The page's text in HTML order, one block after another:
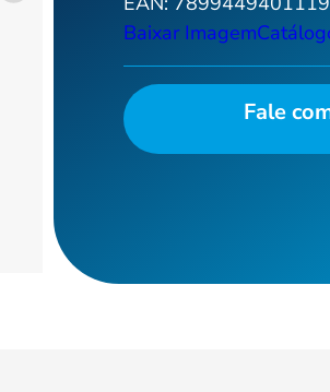
Baixar Imagem
Fale